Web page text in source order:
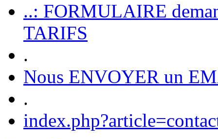
..: FORMULAIRE
TARIFS
.
Nous ENVOYER un
.